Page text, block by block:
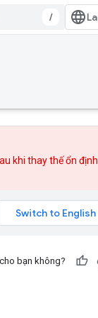
/
khi thay thếổn định.
bạn không?